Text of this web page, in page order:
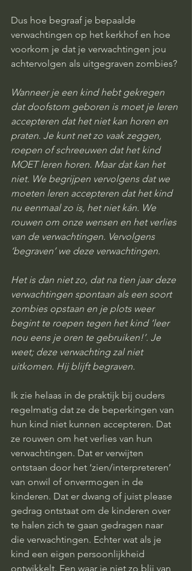
Dus hoe begraaf je bepaalde
verwachtingen op het kerkhof en hoe
voorkom je dat je verwachtingen jou
achtervolgen als uitgegraven zombies?
Wanneer je een kind hebt gekregen
dat doofstom geboren is moet je leren
accepteren dat het niet kan horen en
praten. Je kunt net zo vaak zeggen,
roepen of schreeuwen dat het kind
MOET leren horen. Maar dat kan het
niet. We begrijpen vervolgens dat we
moeten leren accepteren dat het kind
nu eenmaal zo is, het niet kán. We
rouwen om onze wensen en het verlies
van de verwachtingen. Vervolgens
‘begraven’ we deze verwachtingen.
Het is dan niet zo, dat na tien jaar deze
verwachtingen spontaan als een soort
zombies opstaan en je plots weer
begint te roepen tegen het kind ‘leer
nou eens je oren te gebruiken!’. Je
weet; deze verwachting zal niet
uitkomen. Hij blijft begraven.
Ik zie helaas in de praktijk bij ouders
regelmatig dat ze de beperkingen van
hun kind niet kunnen accepteren. Dat
ze rouwen om het verlies van hun
verwachtingen. Dat er verwijten
ontstaan door het ‘zien/interpreteren’
van onwil of onvermogen in de
kinderen. Dat er dwang of juist please
gedrag ontstaat om de kinderen over
te halen zich te gaan gedragen naar
die verwachtingen. Echter wat als je
kind een eigen persoonlijkheid
ontwikkelt. Een waar je niet zo blij van